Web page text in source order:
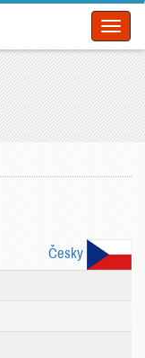
Česky